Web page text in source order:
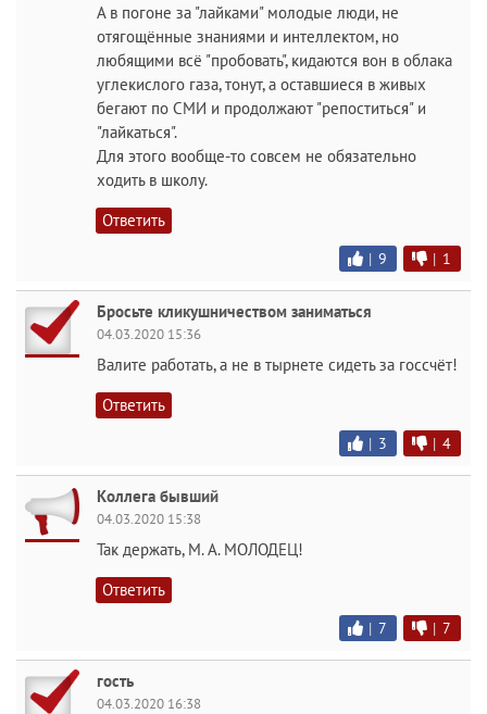
А в погоне за "лайками" молодые люди, не
отягощённые знаниями и интеллектом, но
любящими всё "пробовать", кидаются вон в облака
углекислого газа, тонут, а оставшиеся в живых
бегают по СМИ и продолжают "репоститься" и
"лайкаться".
Для этого вообще-то совсем не обязательно
ходить в школу.
Ответить
| 9 | 1
Бросьте кликушничеством заниматься
04.03.2020 15:36
Валите работать, а не в тырнете сидеть за госсчёт!
Ответить
| 3 | 4
Коллега бывший
04.03.2020 15:38
Так держать, М. А. МОЛОДЕЦ!
Ответить
| 7 | 7
гость
04.03.2020 16:38